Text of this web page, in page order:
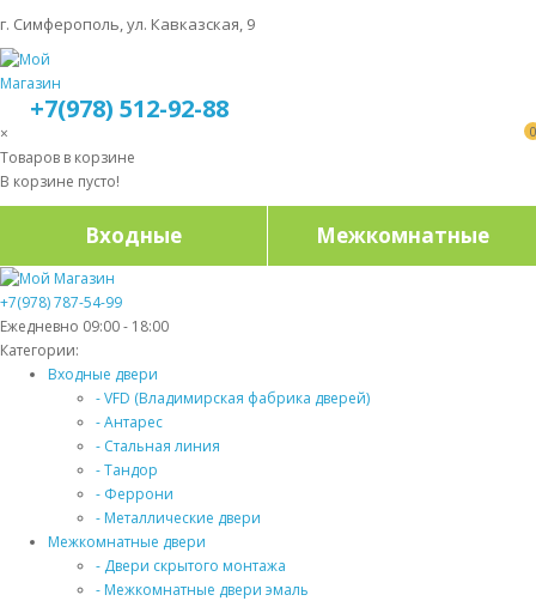
г. Симферополь, ул. Кавказская, 9
+7(978) 512-92-88
0
×
Товаров в корзине
В корзине пусто!
Входные Межкомнатные
+7(978) 787-54-99
Ежедневно 09:00 - 18:00
Категории:
Входные двери
- VFD (Владимирская фабрика дверей)
- Антарес
- Стальная линия
- Тандор
- Феррони
- Металлические двери
Межкомнатные двери
- Двери скрытого монтажа
- Межкомнатные двери эмаль